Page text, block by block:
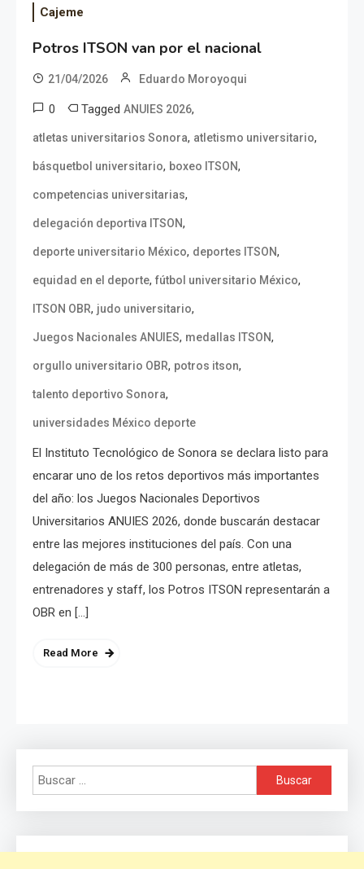
Cajeme
Potros ITSON van por el nacional
21/04/2026 Eduardo Moroyoqui
0 Tagged ANUIES 2026,
atletas universitarios Sonora, atletismo universitario,
básquetbol universitario, boxeo ITSON,
competencias universitarias,
delegación deportiva ITSON,
deporte universitario México, deportes ITSON,
equidad en el deporte, fútbol universitario México,
ITSON OBR, judo universitario,
Juegos Nacionales ANUIES, medallas ITSON,
orgullo universitario OBR, potros itson,
talento deportivo Sonora,
universidades México deporte
El Instituto Tecnológico de Sonora se declara listo para
encarar uno de los retos deportivos más importantes
del año: los Juegos Nacionales Deportivos
Universitarios ANUIES 2026, donde buscarán destacar
entre las mejores instituciones del país. Con una
delegación de más de 300 personas, entre atletas,
entrenadores y staff, los Potros ITSON representarán a
OBR en […]
Read More
Buscar: